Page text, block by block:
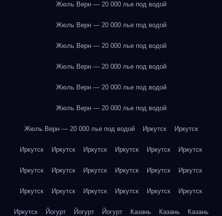
Жюль Верн — 20 000 лье под водой
Жюль Верн — 20 000 лье под водой
Жюль Верн — 20 000 лье под водой
Жюль Верн — 20 000 лье под водой
Жюль Верн — 20 000 лье под водой
Жюль Верн — 20 000 лье под водой
Жюль Верн — 20 000 лье под водой Иркутск Иркутск
Иркутск Иркутск Иркутск Иркутск Иркутск Иркутск
Иркутск Иркутск Иркутск Иркутск Иркутск Иркутск
Иркутск Иркутск Иркутск Иркутск Иркутск Иркутск
Иркутск Йогурт Йогурт Йогурт Казань Казань Казань